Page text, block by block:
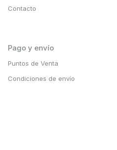
Contacto
Pago y envío
Puntos de Venta
Condiciones de envío